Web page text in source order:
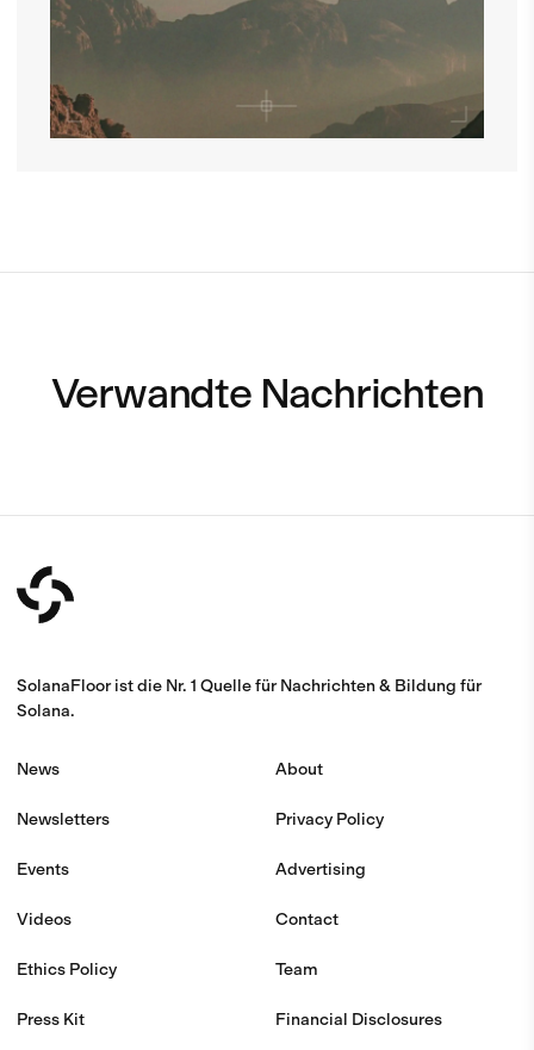
Verwandte Nachrichten
SolanaFloor ist die Nr. 1 Quelle für Nachrichten & Bildung für
Solana.
News
Newsletters
Events
Videos
Ethics Policy
Press Kit
About
Privacy Policy
Advertising
Contact
Team
Financial Disclosures